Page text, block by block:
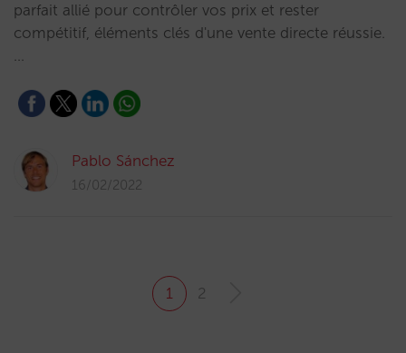
parfait allié pour contrôler vos prix et rester
compétitif, éléments clés d'une vente directe réussie.
…
Pablo Sánchez
16/02/2022
1 2